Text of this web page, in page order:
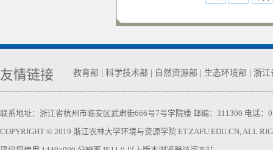
友情链接 教育部 科学技术部 自然资源部 生态环境部 浙江
联系地址：浙江省杭州市临安区武肃街666号7号学院楼 邮编：311300 电话：
COPYRIGHT © 2019 浙江农林大学环境与资源学院 ET.ZAFU.EDU.CN, ALL